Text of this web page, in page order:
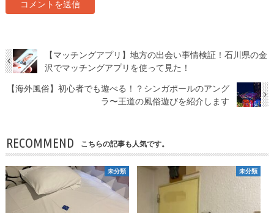
【マッチングアプリ】地方の出会い事情検証！石川県の金
沢でマッチングアプリを使って見た！
【海外風俗】初心者でも遊べる！？シンガポールのアング
ラ〜王道の風俗遊びを紹介します
RECOMMEND こちらの記事も人気です。
未分類 未分類